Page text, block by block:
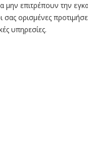
μην επιτρέπουν την
ορισμένες
υπηρεσίες.